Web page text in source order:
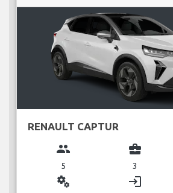
RENAULT CAPTUR
group
5
business_center
3
miscellaneous_services login